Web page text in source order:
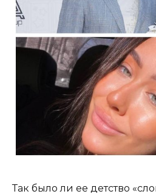
Так было ли ее детство